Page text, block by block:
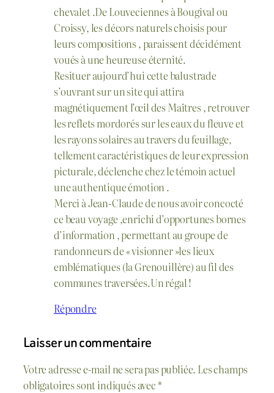
chevalet .De Louveciennes à Bougival ou
Croissy, les décors naturels choisis pour
leurs compositions , paraissent décidément
voués à une heureuse éternité.
Resituer aujourd’hui cette balustrade
s’ouvrant sur un site qui attira
magnétiquement l’œil des Maîtres , retrouver
les reflets mordorés sur les eaux du fleuve et
les rayons solaires au travers du feuillage,
tellement caractéristiques de leur expression
picturale, déclenche chez le témoin actuel
une authentique émotion .
Merci à Jean-Claude de nous avoir concocté
ce beau voyage ,enrichi d’opportunes bornes
d’information , permettant au groupe de
randonneurs de « visionner »les lieux
emblématiques (la Grenouillère) au fil des
communes traversées.Un régal !
Répondre
Laisser un commentaire
Votre adresse e-mail ne sera pas publiée. Les champs
obligatoires sont indiqués avec *